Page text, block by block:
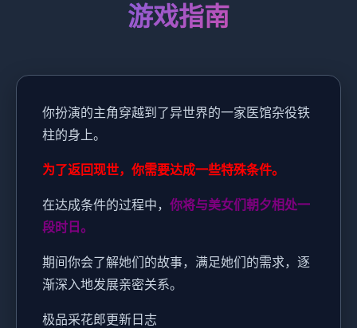
游戏指南
你扮演的主角穿越到了异世界的一家医馆杂役铁
柱的身上。
为了返回现世，你需要达成一些特殊条件。
在达成条件的过程中， 你将与美女们朝夕相处一
段时日。
期间你会了解她们的故事，满足她们的需求，逐
渐深入地发展亲密关系。
极品采花郎更新日志